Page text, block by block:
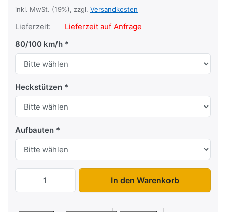
inkl. MwSt. (19%), zzgl. Versandkosten
Lieferzeit:
Lieferzeit auf Anfrage
80/100 km/h
Heckstützen
Aufbauten
HA 152513 FS zu 2.255,00 €, Menge 1.
In den Warenkorb